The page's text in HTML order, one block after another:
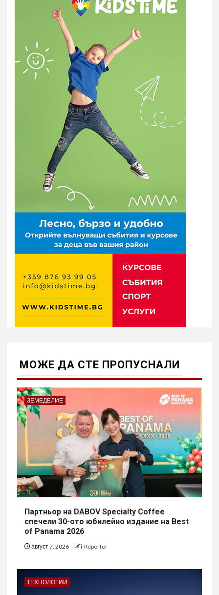
МОЖE ДА СТЕ ПРОПУСНАЛИ
ЗЕМЕДЕЛИЕ
Партньор на DABOV Specialty Coffee
спечели 30-ото юбилейно издание на Best
of Panama 2026
август 7, 2026 i-Reporter
ТЕХНОЛОГИИ